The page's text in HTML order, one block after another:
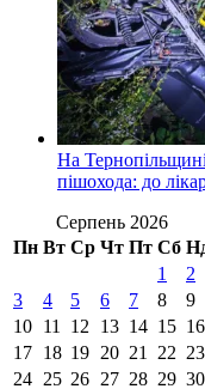
На
пішохода: до
Серпень 2026
Пн Вт Ср Чт Пт Сб
1
2
3
4 5 6 7 8
9
10 11 12 13 14 15 16
17 18 19 20 21 22 23
24 25 26 27 28 29 30